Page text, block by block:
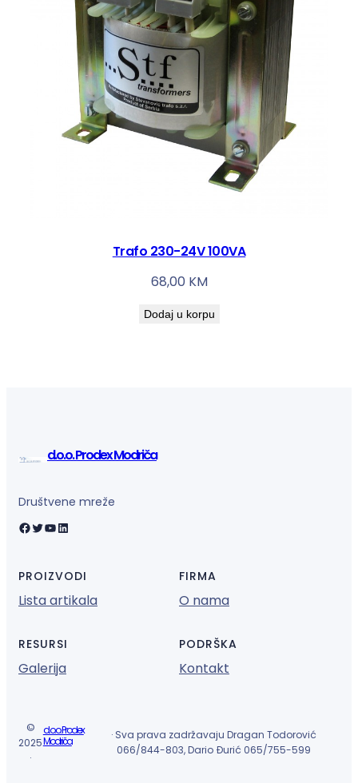
Trafo 230-24V 100VA
68,00 KM
Dodaj u korpu
d.o.o. Prodex Modriča
Društvene mreže
Facebook Twitter YouTube LinkedIn
PROIZVODI
Lista artikala
FIRMA
O nama
RESURSI
Galerija
PODRŠKA
Kontakt
©
2025
·
d.o.o. Prodex
Modriča
· Sva prava zadržavaju Dragan Todorović
066/844-803, Dario Đurić 065/755-599